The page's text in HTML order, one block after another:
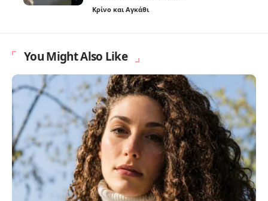
Κρίνο και Αγκάθι
You Might Also Like